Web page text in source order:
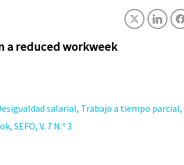
a reduced workweek
salarial, Trabajo a tiempo
SEFO, V. 7 N.º 3